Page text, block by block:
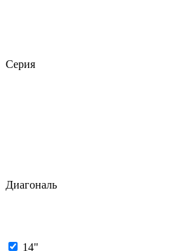
Серия
Диагональ
14"